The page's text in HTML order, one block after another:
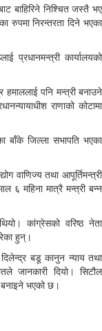
बाहिरिने निश्चित जस्तै भए
रुपमा निरन्तरता दिने भएका
प्रधानमन्त्री कार्यालयको
हमाललाई पनि मन्त्री बनाउने
राणाको कोटामा
बाँके जिल्ला सभापति भएका
वाणिज्य तथा आपूर्तिमन्त्री
६ महिना मात्रै मन्त्री बन्न
कांग्रेसको वरिष्ठ नेता
हुन्।
बडू कानुन न्याय तथा
जानकारी दियो। सिटौल
बनाइने भएको छ।